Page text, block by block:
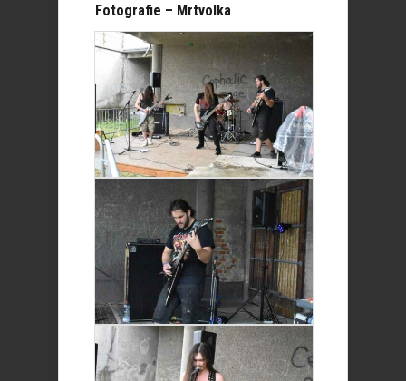
Fotografie – Mrtvolka